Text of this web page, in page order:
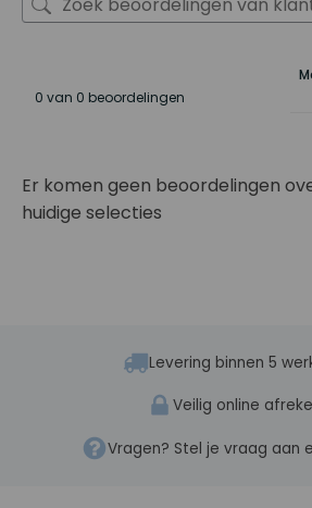
0 van 0 beoordelingen
Er komen geen beoordelingen
huidige selecties
Levering binnen 5
Veilig online
Vragen? Stel je vraag aan